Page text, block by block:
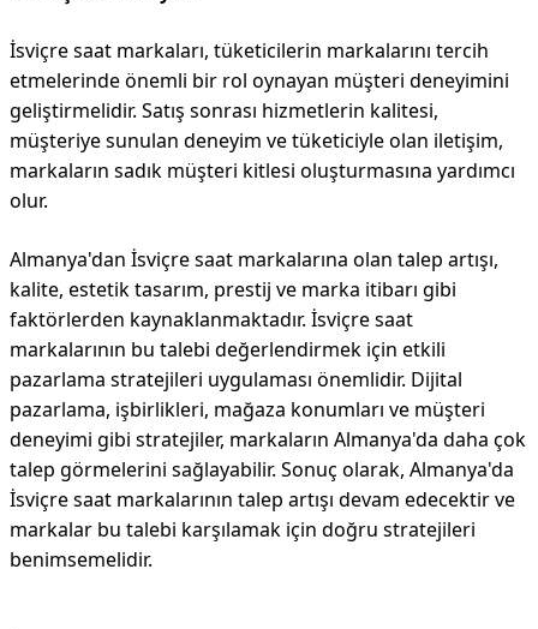
İsviçre saat markaları, tüketicilerin markalarını tercih
etmelerinde önemli bir rol oynayan müşteri deneyimini
geliştirmelidir. Satış sonrası hizmetlerin kalitesi,
müşteriye sunulan deneyim ve tüketiciyle olan iletişim,
markaların sadık müşteri kitlesi oluşturmasına yardımcı
olur.
Almanya'dan İsviçre saat markalarına olan talep artışı,
kalite, estetik tasarım, prestij ve marka itibarı gibi
faktörlerden kaynaklanmaktadır. İsviçre saat
markalarının bu talebi değerlendirmek için etkili
pazarlama stratejileri uygulaması önemlidir. Dijital
pazarlama, işbirlikleri, mağaza konumları ve müşteri
deneyimi gibi stratejiler, markaların Almanya'da daha çok
talep görmelerini sağlayabilir. Sonuç olarak, Almanya'da
İsviçre saat markalarının talep artışı devam edecektir ve
markalar bu talebi karşılamak için doğru stratejileri
benimsemelidir.